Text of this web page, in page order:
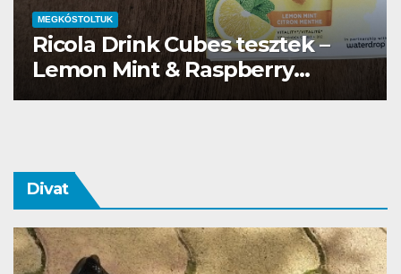
MEGKÓSTOLTUK
Waterdrop üdítő kapszula teszt
Divat